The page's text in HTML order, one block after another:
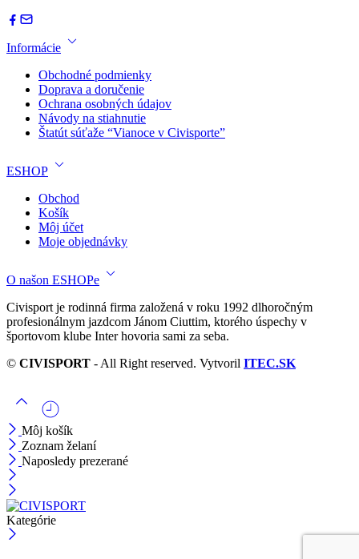
Informácie
Obchodné podmienky
Doprava a doručenie
Ochrana osobných údajov
Návody na stiahnutie
Štatút súťaže “Vianoce v Civisporte”
ESHOP
Obchod
Košík
Môj účet
Moje objednávky
O našon ESHOPe
Civisport je rodinná firma založená v roku 1992 dlhoročným
profesionálnym jazdcom Jánom Ciuttim, ktorého úspechy v
športovom klube Inter hovoria sami za seba.
© CIVISPORT - All Right reserved. Vytvoril ITEC.SK
Môj košík
Zoznam želaní
Naposledy prezerané
Kategórie